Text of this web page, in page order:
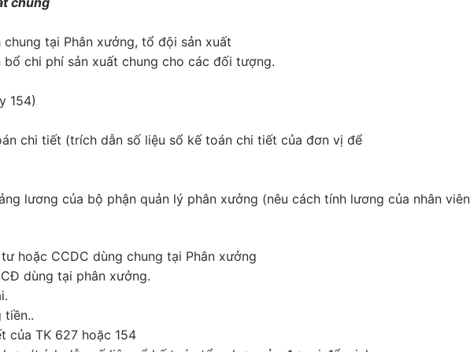
tại Phân xưởng, tổ đội sản xuất
chi phí sản xuất chung cho các đối tượng.
154)
chi tiết (trích dẫn số liệu sổ kế toán chi tiết của đơn vị để
lương của bộ phận quản lý phân xưởng (nêu cách tính lương của nhân
hoặc CCDC dùng chung tại Phân xưởng
dùng tại phân xưởng.
tiền..
của TK 627 hoặc 154